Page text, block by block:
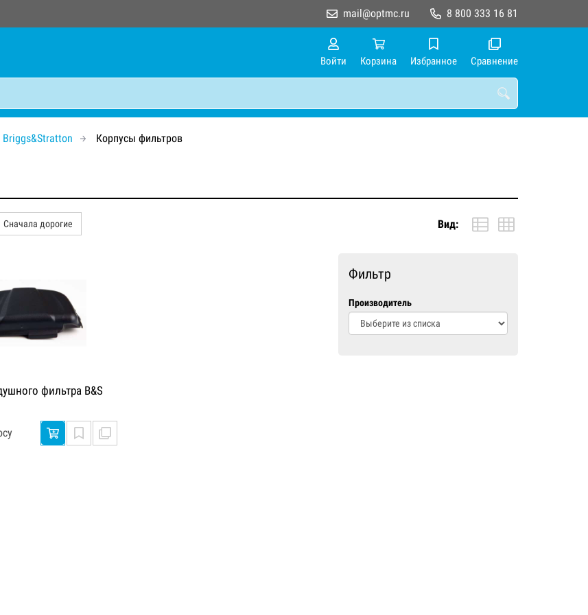
8 800 333 16 81
mail@optmc.ru
Войти Корзина Избранное Сравнение
Briggs&Stratton Корпусы фильтров
Сначала дорогие Вид:
Фильтр
Производитель
фильтра B&S